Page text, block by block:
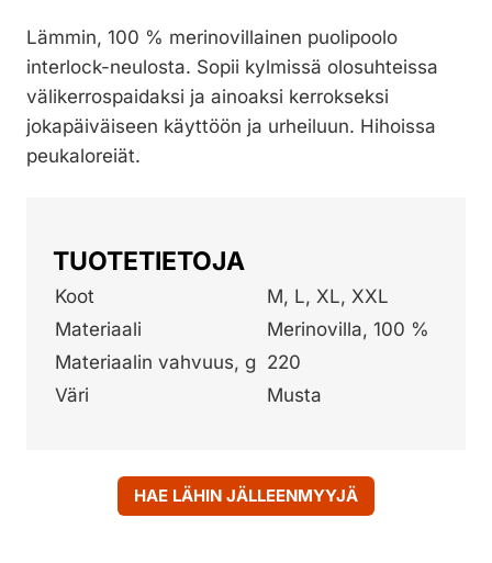
Lämmin, 100 % merinovillainen puolipoolo
interlock-neulosta. Sopii kylmissä olosuhteissa
välikerrospaidaksi ja ainoaksi kerrokseksi
jokapäiväiseen käyttöön ja urheiluun. Hihoissa
peukaloreiät.
TUOTETIETOJA
Koot
M, L, XL, XXL
Materiaali
Merinovilla, 100 %
Materiaalin vahvuus, g 220
Väri
Musta
HAE LÄHIN JÄLLEENMYYJÄ